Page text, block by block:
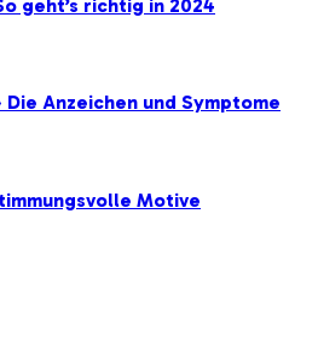
geht’s richtig in 2024
Anzeichen und Symptome
Motive